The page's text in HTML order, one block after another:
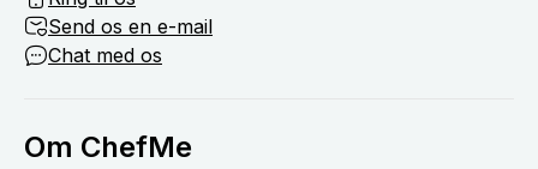
Send os en e-mail
Chat med os
Om ChefMe